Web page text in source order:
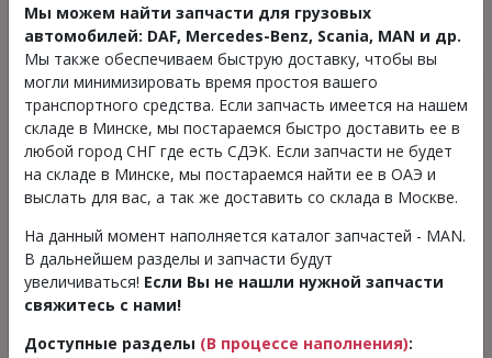
Модулятор EBS двухконтурный
KNORR-BREMSE 81.52106.6050
для MAN TGA / TGS / TGX
Состояние: Б/у;
Производитель:KNORR-BREMSE;
Тип запчасти: Пневматика тормозной системы;
Номер запчасти:K020024, 81.52106.6050.
_______________________________
Описание:
81.52106.6050 — этооригинальный элемент тормозной
Мы можем найти запчасти для грузовых
автомобилей: DAF, Mercedes-Benz, Scania, MAN и др.
Мы также обеспечиваем быструю доставку, чтобы вы
могли минимизировать время простоя вашего
транспортного средства. Если запчасть имеется на нашем
складе в Минске, мы постараемся быстро доставить ее в
любой город СНГ где есть СДЭК. Если запчасти не будет
на складе в Минске, мы постараемся найти ее в ОАЭ и
выслать для вас, а так же доставить со склада в Москве.
На данный момент наполняется каталог запчастей - MAN.
В дальнейшем разделы и запчасти будут
увеличиваться! Если Вы не нашли нужной запчасти
свяжитесь с нами!
Доступные разделы (В процессе наполнения):